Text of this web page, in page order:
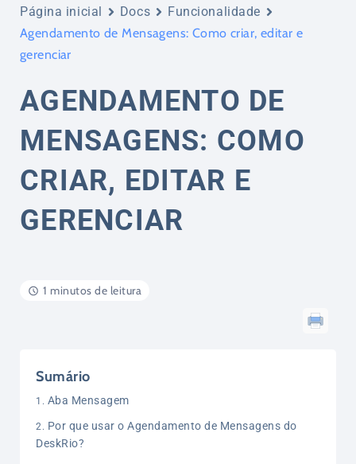
Página inicial Docs
Funcionalidade
Agendamento de Mensagens: Como criar, editar e
gerenciar
AGENDAMENTO DE
MENSAGENS: COMO
CRIAR, EDITAR E
GERENCIAR
1 minutos de leitura
Sumário
Aba Mensagem
Por que usar o Agendamento de Mensagens do
DeskRio?